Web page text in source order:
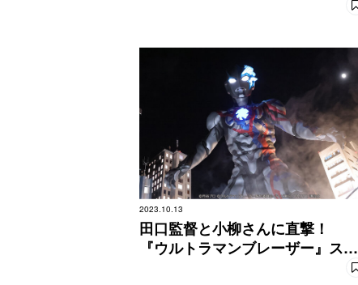
2023.10.13
田口監督と小柳さんに直撃！
『ウルトラマンブレーザー』スタ